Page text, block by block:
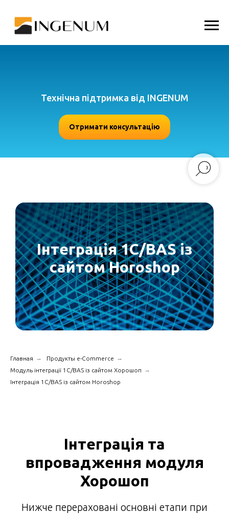
Технічна підтримка від INGENUM
Отримати консультацію
Інтеграція 1C/BAS із
сайтом Horoshop
Главная → Продукты e-Commerce →
Модуль інтеграції 1С/BAS із сайтом Хорошоп →
Інтеграція 1C/BAS із сайтом Horoshop
Інтеграція та
впровадження модуля
Хорошоп
Нижче перераховані основні етапи при